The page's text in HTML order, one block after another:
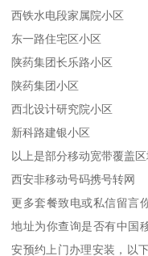
西铁水电段家属院小区
东一路住宅区小区
陕药集团长乐路小区
陕药集团小区
西北设计研究院小区
新科路建银小区
以上是部分移动宽带覆盖
西安非移动号码携号转网
更多套餐致电或私信留言
地址为你查询是否有中国
安预约上门办理安装，以